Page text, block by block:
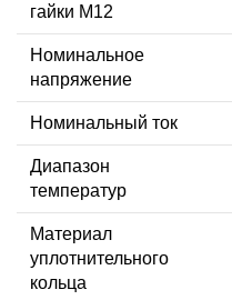
гайки M12
Номинальное
напряжение
Номинальный ток
Диапазон
температур
Материал
уплотнительного
кольца